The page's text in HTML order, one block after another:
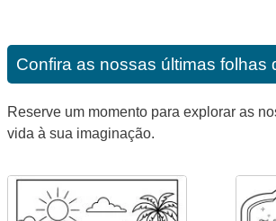
Confira as nossas últimas
Reserve um momento para explorar as
vida à sua imaginação.